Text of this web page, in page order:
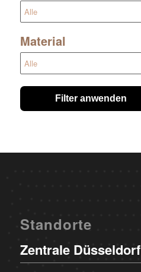
Material
Filter anwenden
Standorte
Zentrale Düsseldorf